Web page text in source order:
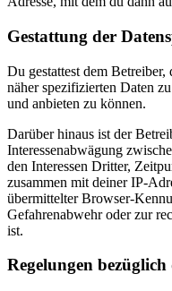
Gestattung der
Du gestattest dem
näher spezifizierten Daten
und anbieten zu können.
Darüber hinaus ist der
Interessenabwägung
den Interessen Dritter,
zusammen mit deiner IP-
übermittelter Browser-
Gefahrenabwehr oder zur
ist.
Regelungen